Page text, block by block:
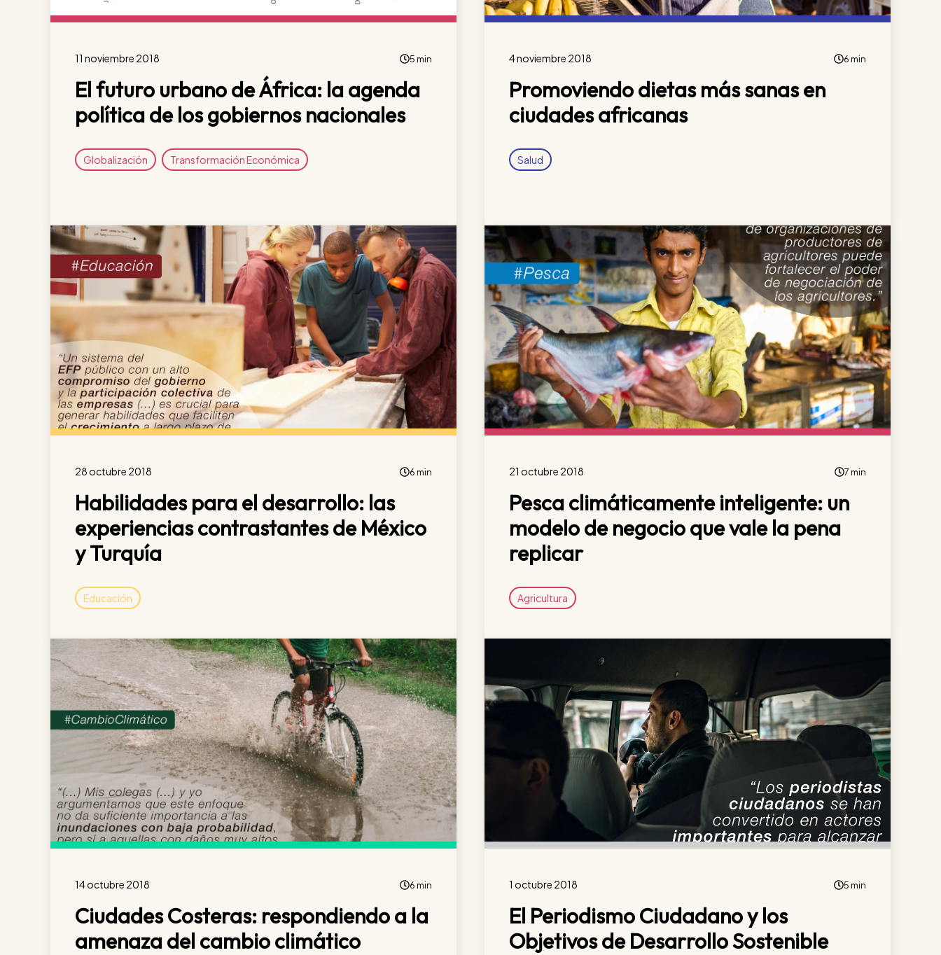
11 noviembre 2018 5 min
El futuro urbano de África: la agenda
política de los gobiernos nacionales
Globalización Transformación Económica
4 noviembre 2018 6 min
Promoviendo dietas más sanas en
ciudades africanas
Salud
28 octubre 2018 6 min
Habilidades para el desarrollo: las
experiencias contrastantes de México
y Turquía
Educación
21 octubre 2018 7 min
Pesca climáticamente inteligente: un
modelo de negocio que vale la pena
replicar
Agricultura
14 octubre 2018 6 min
Ciudades Costeras: respondiendo a la
amenaza del cambio climático
1 octubre 2018 5 min
El Periodismo Ciudadano y los
Objetivos de Desarrollo Sostenible